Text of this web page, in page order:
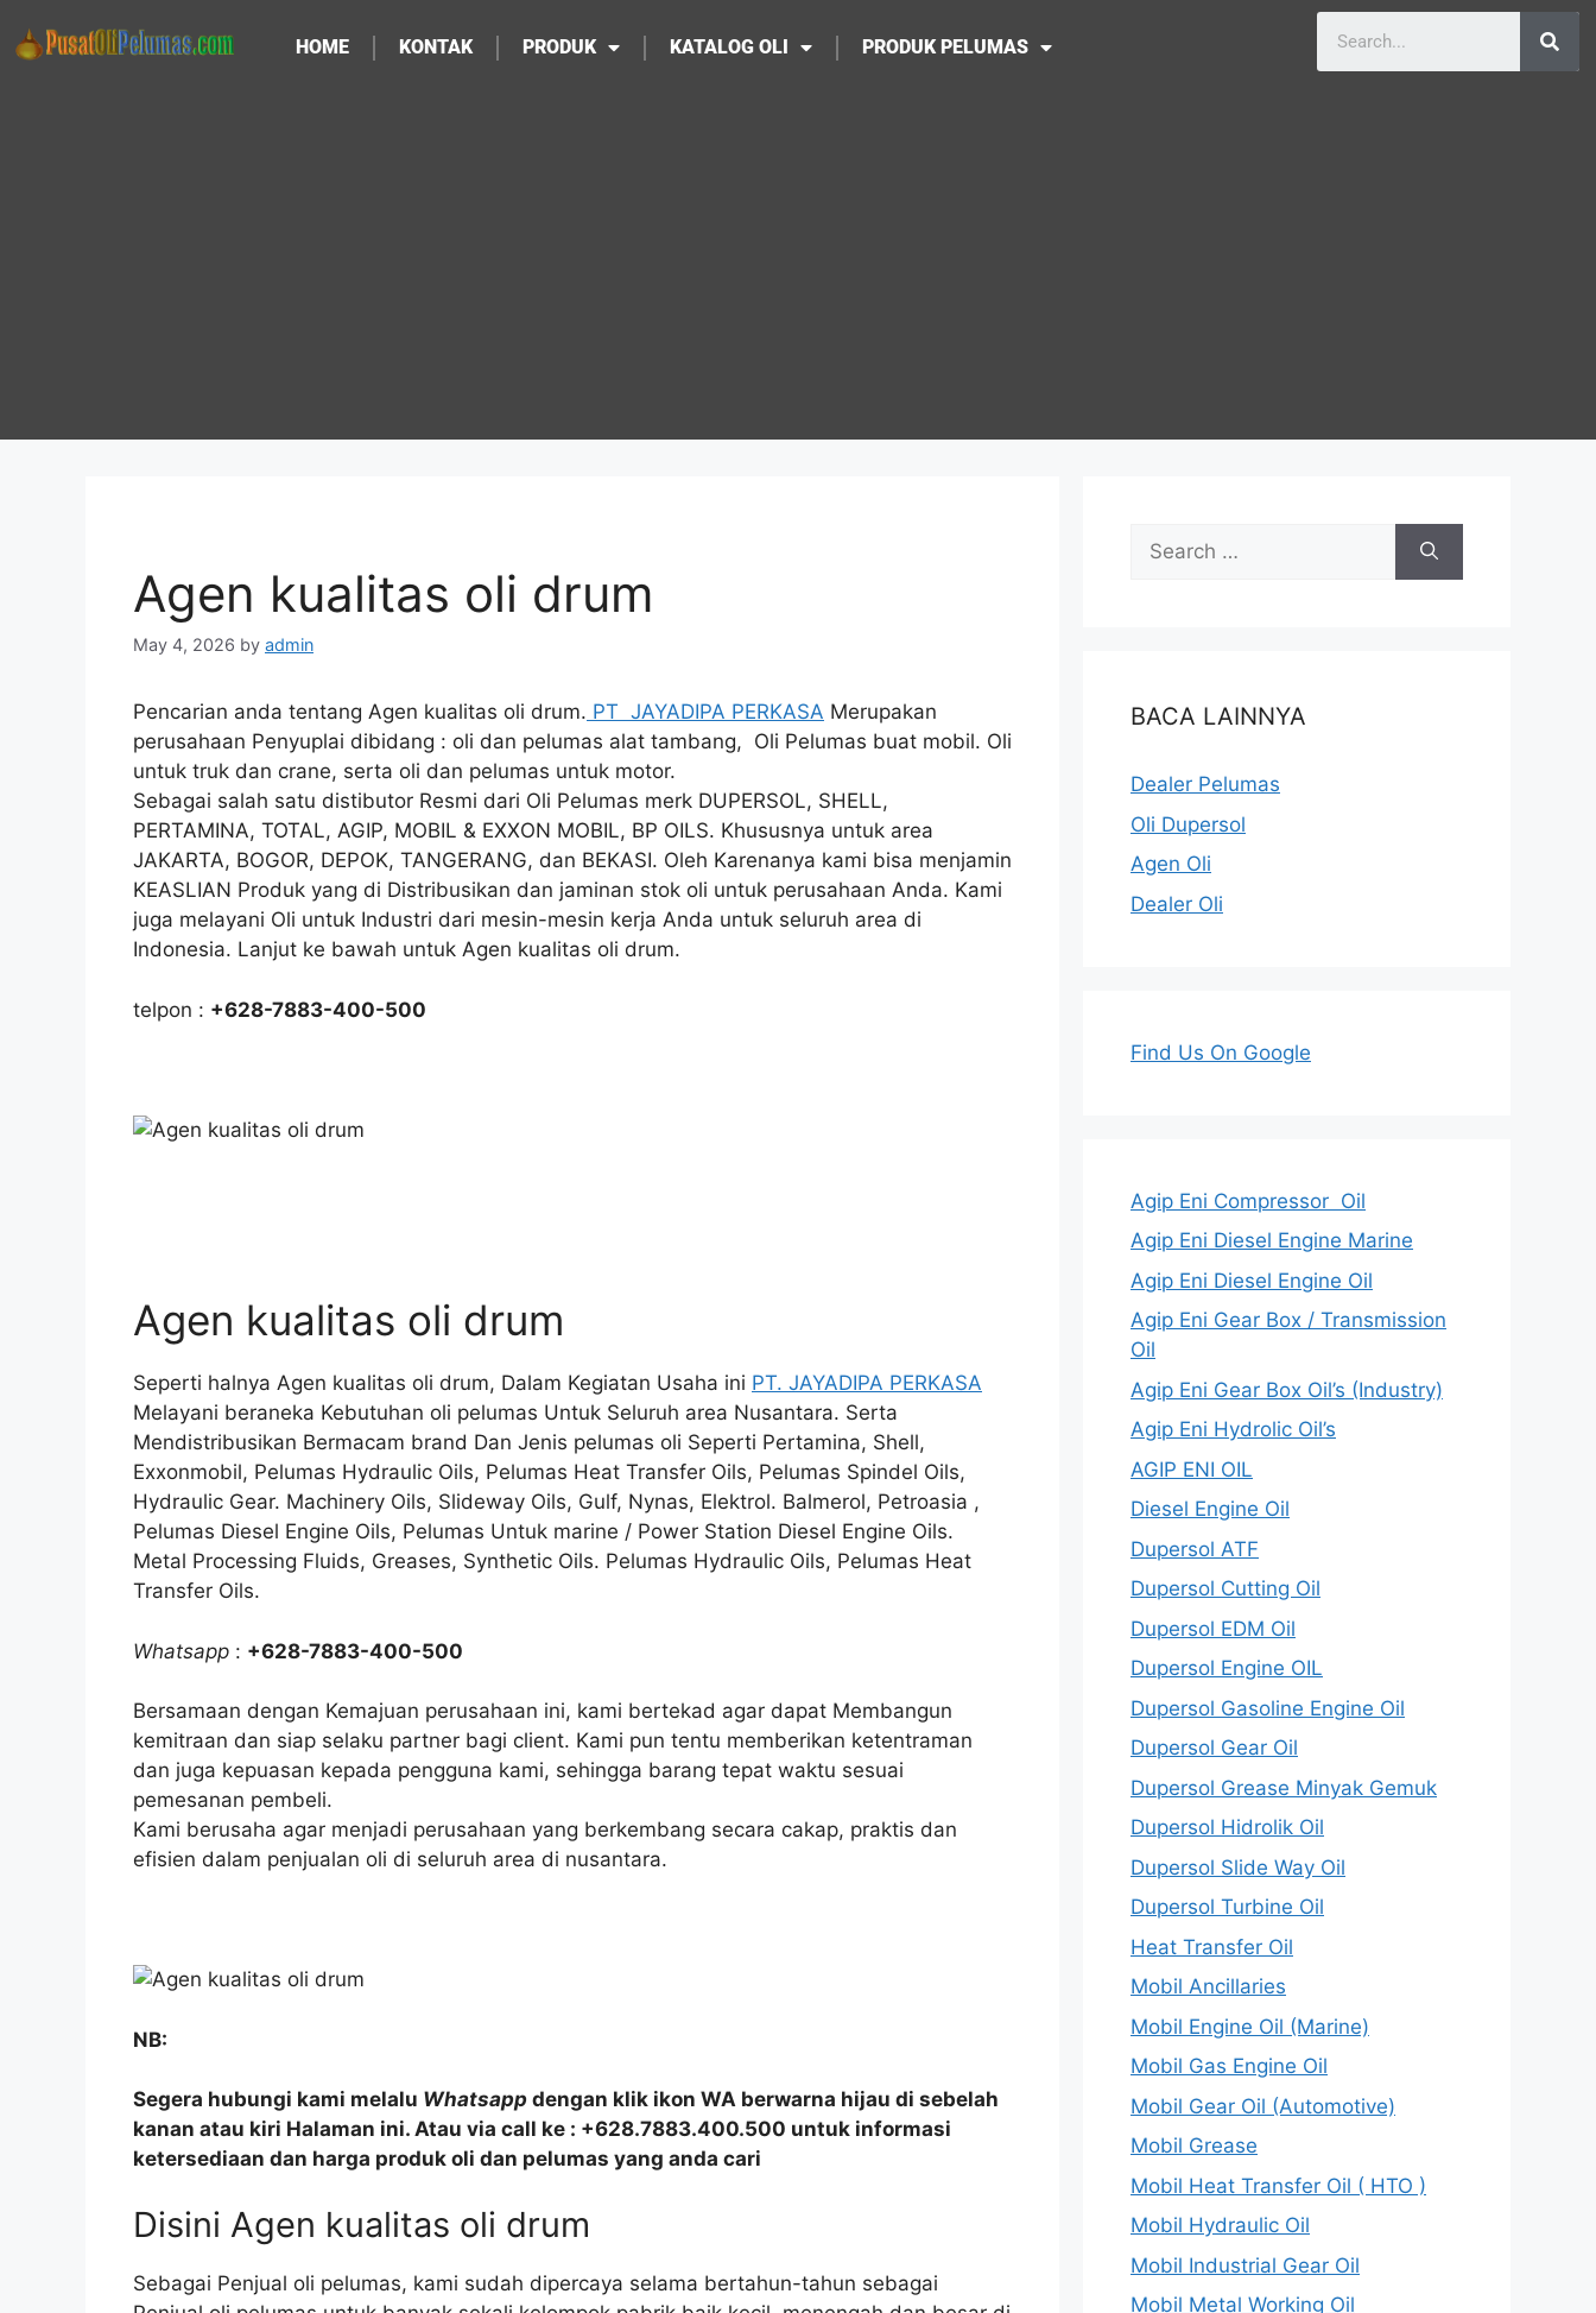
HOME KONTAK PRODUK KATALOG OLI PRODUK PELUMAS
Agen kualitas oli drum
May 4, 2026 by admin
Pencarian anda tentang Agen kualitas oli drum. PT JAYADIPA PERKASA Merupakan
perusahaan Penyuplai dibidang : oli dan pelumas alat tambang, Oli Pelumas buat mobil. Oli
untuk truk dan crane, serta oli dan pelumas untuk motor.
Sebagai salah satu distibutor Resmi dari Oli Pelumas merk DUPERSOL, SHELL,
PERTAMINA, TOTAL, AGIP, MOBIL & EXXON MOBIL, BP OILS. Khususnya untuk area
JAKARTA, BOGOR, DEPOK, TANGERANG, dan BEKASI. Oleh Karenanya kami bisa menjamin
KEASLIAN Produk yang di Distribusikan dan jaminan stok oli untuk perusahaan Anda. Kami
juga melayani Oli untuk Industri dari mesin-mesin kerja Anda untuk seluruh area di
Indonesia. Lanjut ke bawah untuk Agen kualitas oli drum.
telpon : +628-7883-400-500
Agen kualitas oli drum
Seperti halnya Agen kualitas oli drum, Dalam Kegiatan Usaha ini PT. JAYADIPA PERKASA
Melayani beraneka Kebutuhan oli pelumas Untuk Seluruh area Nusantara. Serta
Mendistribusikan Bermacam brand Dan Jenis pelumas oli Seperti Pertamina, Shell,
Exxonmobil, Pelumas Hydraulic Oils, Pelumas Heat Transfer Oils, Pelumas Spindel Oils,
Hydraulic Gear. Machinery Oils, Slideway Oils, Gulf, Nynas, Elektrol. Balmerol, Petroasia ,
Pelumas Diesel Engine Oils, Pelumas Untuk marine / Power Station Diesel Engine Oils.
Metal Processing Fluids, Greases, Synthetic Oils. Pelumas Hydraulic Oils, Pelumas Heat
Transfer Oils.
Whatsapp : +628-7883-400-500
Bersamaan dengan Kemajuan perusahaan ini, kami bertekad agar dapat Membangun
kemitraan dan siap selaku partner bagi client. Kami pun tentu memberikan ketentraman
dan juga kepuasan kepada pengguna kami, sehingga barang tepat waktu sesuai
pemesanan pembeli.
Kami berusaha agar menjadi perusahaan yang berkembang secara cakap, praktis dan
efisien dalam penjualan oli di seluruh area di nusantara.
NB:
Segera hubungi kami melalu Whatsapp dengan klik ikon WA berwarna hijau di sebelah
kanan atau kiri Halaman ini. Atau via call ke : +628.7883.400.500 untuk informasi
ketersediaan dan harga produk oli dan pelumas yang anda cari
Disini Agen kualitas oli drum
Sebagai Penjual oli pelumas, kami sudah dipercaya selama bertahun-tahun sebagai
BACA LAINNYA
Dealer Pelumas
Oli Dupersol
Agen Oli
Dealer Oli
Find Us On Google
Agip Eni Compressor Oil
Agip Eni Diesel Engine Marine
Agip Eni Diesel Engine Oil
Agip Eni Gear Box / Transmission
Oil
Agip Eni Gear Box Oil’s (Industry)
Agip Eni Hydrolic Oil’s
AGIP ENI OIL
Diesel Engine Oil
Dupersol ATF
Dupersol Cutting Oil
Dupersol EDM Oil
Dupersol Engine OIL
Dupersol Gasoline Engine Oil
Dupersol Gear Oil
Dupersol Grease Minyak Gemuk
Dupersol Hidrolik Oil
Dupersol Slide Way Oil
Dupersol Turbine Oil
Heat Transfer Oil
Mobil Ancillaries
Mobil Engine Oil (Marine)
Mobil Gas Engine Oil
Mobil Gear Oil (Automotive)
Mobil Grease
Mobil Heat Transfer Oil ( HTO )
Mobil Hydraulic Oil
Mobil Industrial Gear Oil
Mobil Metal Working Oil